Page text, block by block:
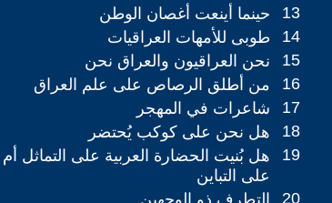
حينما أينعت أغصان الوطن
13
طوبى للأمهات العراقيات
14
نحن العراقيون والعراق نحن
15
من أطلق الرصاص على علم العراق
16
شاعرات في المهجر
17
هل نحن على كوكب يُحتضر
18
هل بُنيت الحضارة العربية على التماثل أم
على التباين
19
التطرف ذو الوجهين
20